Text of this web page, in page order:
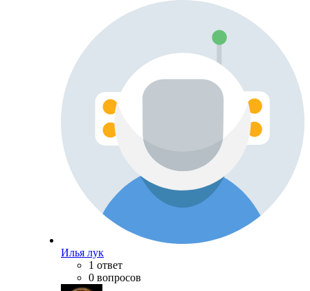
Илья лук
1 ответ
0 вопросов